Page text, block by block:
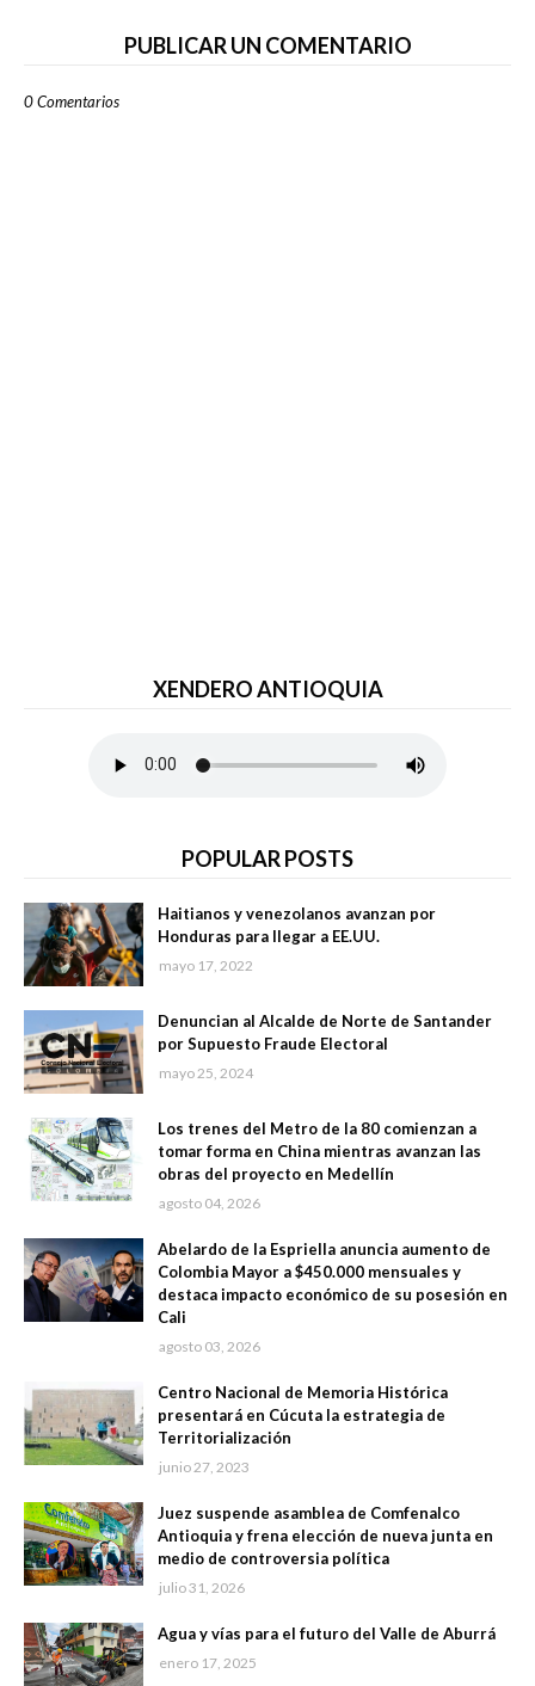
PUBLICAR UN COMENTARIO
0 Comentarios
XENDERO ANTIOQUIA
POPULAR POSTS
Haitianos y venezolanos avanzan por
Honduras para llegar a EE.UU.
mayo 17, 2022
Denuncian al Alcalde de Norte de Santander
por Supuesto Fraude Electoral
mayo 25, 2024
Los trenes del Metro de la 80 comienzan a
tomar forma en China mientras avanzan las
obras del proyecto en Medellín
agosto 04, 2026
Abelardo de la Espriella anuncia aumento de
Colombia Mayor a $450.000 mensuales y
destaca impacto económico de su posesión en
Cali
agosto 03, 2026
Centro Nacional de Memoria Histórica
presentará en Cúcuta la estrategia de
Territorialización
junio 27, 2023
Juez suspende asamblea de Comfenalco
Antioquia y frena elección de nueva junta en
medio de controversia política
julio 31, 2026
Agua y vías para el futuro del Valle de Aburrá
enero 17, 2025